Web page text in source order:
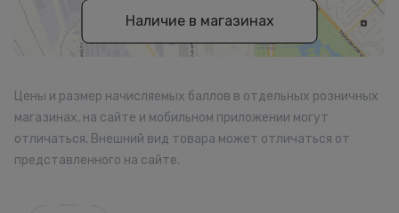
Наличие в магазинах
Цены и размер начисляемых баллов в отдельных розничных
магазинах, на сайте и мобильном приложении могут
отличаться. Внешний вид товара может отличаться от
представленного на сайте.